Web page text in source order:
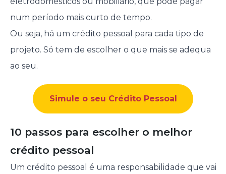
num período mais curto de tempo.
Ou seja, há um crédito pessoal para cada tipo de
projeto. Só tem de escolher o que mais se adequa
ao seu.
Simule o seu Crédito Pessoal
10 passos para escolher o melhor
crédito pessoal
Um crédito pessoal é uma responsabilidade que vai